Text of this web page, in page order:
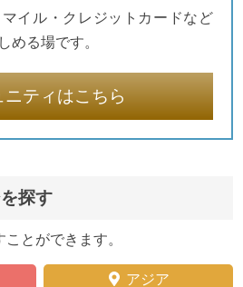
イル・クレジットカードなど
める場です。
ニティはこちら
探す
とができます。
アジア